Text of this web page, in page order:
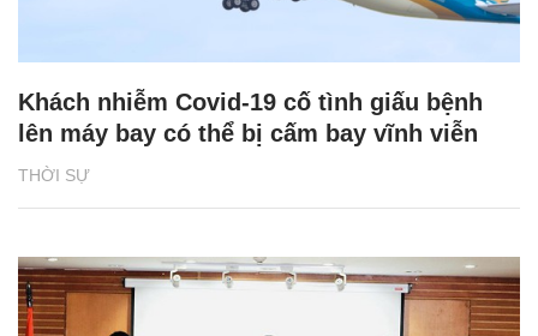
THỜI SỰ
Khách nhiễm Covid-19 cố tình giấu bệnh
lên máy bay có thể bị cấm bay vĩnh viễn